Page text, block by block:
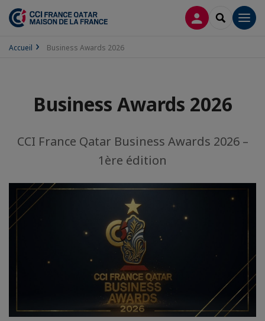
CONNEXION
Accueil Business Awards 2026
Business Awards 2026
CCI France Qatar Business Awards 2026 –
1ère édition